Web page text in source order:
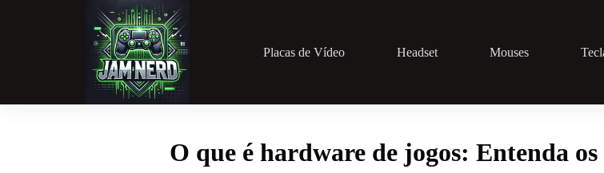
Placas de Vídeo Headset Mouses
O que é hardware de jogos: Entenda